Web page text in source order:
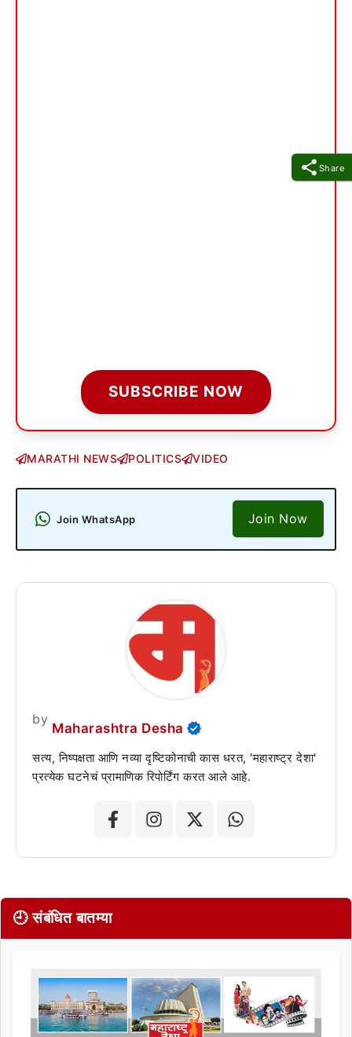
Share
SUBSCRIBE NOW
MARATHI NEWS POLITICS VIDEO
Join WhatsApp Join Now
by
Maharashtra Desha
सत्य, निष्पक्षता आणि नव्या दृष्टिकोनाची कास धरत, 'महाराष्ट्र देशा'
प्रत्येक घटनेचं प्रामाणिक रिपोर्टिंग करत आले आहे.
🕘 संबंधित बातम्या